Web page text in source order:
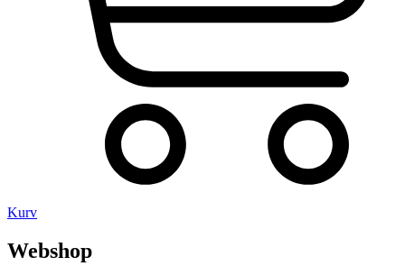
Kurv
Webshop